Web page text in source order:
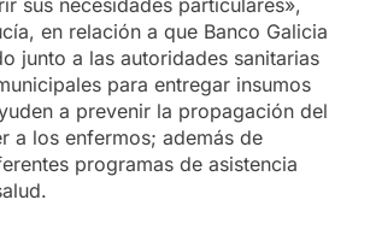
en relación a que Banco Galicia
junto a las autoridades sanitarias
para entregar insumos
a prevenir la propagación del
a los enfermos; además de
programas de asistencia